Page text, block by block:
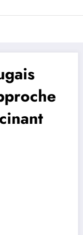
du football